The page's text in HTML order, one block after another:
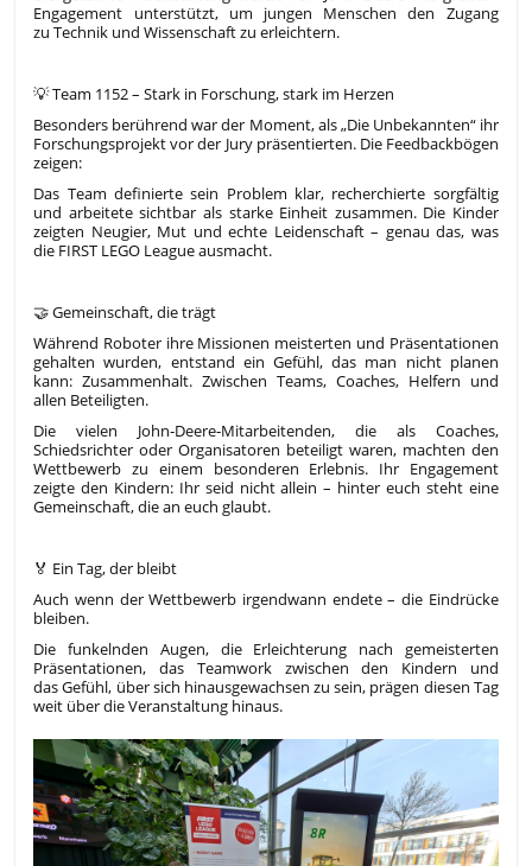
Engagement unterstützt, um jungen Menschen den Zugang
zu Technik und Wissenschaft zu erleichtern.
💡 Team 1152 – Stark in Forschung, stark im Herzen
Besonders berührend war der Moment, als „Die Unbekannten“ ihr
Forschungsprojekt vor der Jury präsentierten. Die Feedbackbögen
zeigen:
Das Team definierte sein Problem klar, recherchierte sorgfältig
und arbeitete sichtbar als starke Einheit zusammen. Die Kinder
zeigten Neugier, Mut und echte Leidenschaft – genau das, was
die FIRST LEGO League ausmacht.
🤝 Gemeinschaft, die trägt
Während Roboter ihre Missionen meisterten und Präsentationen
gehalten wurden, entstand ein Gefühl, das man nicht planen
kann: Zusammenhalt. Zwischen Teams, Coaches, Helfern und
allen Beteiligten.
Die vielen John‑Deere‑Mitarbeitenden, die als Coaches,
Schiedsrichter oder Organisatoren beteiligt waren, machten den
Wettbewerb zu einem besonderen Erlebnis. Ihr Engagement
zeigte den Kindern: Ihr seid nicht allein – hinter euch steht eine
Gemeinschaft, die an euch glaubt.
🏅 Ein Tag, der bleibt
Auch wenn der Wettbewerb irgendwann endete – die Eindrücke
bleiben.
Die funkelnden Augen, die Erleichterung nach gemeisterten
Präsentationen, das Teamwork zwischen den Kindern und
das Gefühl, über sich hinausgewachsen zu sein, prägen diesen Tag
weit über die Veranstaltung hinaus.